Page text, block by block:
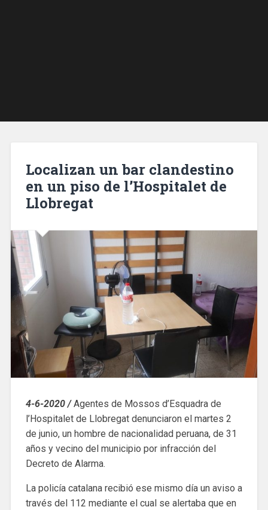
Localizan un bar clandestino
en un piso de l’Hospitalet de
Llobregat
4-6-2020 /Agentes de Mossos d’Esquadra de
l’Hospitalet de Llobregat denunciaron el martes 2
de junio, un hombre de nacionalidad peruana, de 31
años y vecino del municipio por infracción del
Decreto de Alarma.
La policía catalana recibió ese mismo día un aviso a
través del 112 mediante el cual se alertaba que en